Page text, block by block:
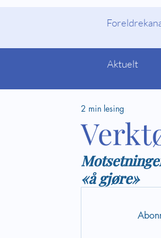
Aktuelt
2 min lesing
«å gjøre»